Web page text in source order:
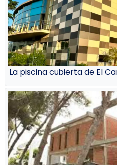
La piscina cubierta de El